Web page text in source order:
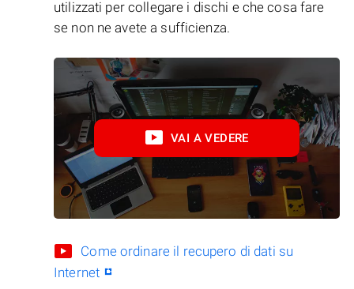
utilizzati per collegare i dischi e che cosa fare
se non ne avete a sufficienza.
VAI A VEDERE
Come ordinare il recupero di dati su
Internet